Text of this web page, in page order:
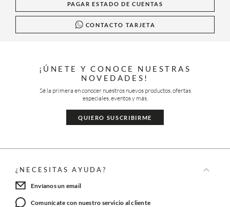
PAGAR ESTADO DE CUENTAS
CONTACTO TARJETA
¡ÚNETE Y CONOCE NUESTRAS
NOVEDADES!
Sé la primera en conocer nuestros nuevos productos, ofertas
especiales, eventos y más.
QUIERO SUSCRIBIRME
¿NECESITAS AYUDA?
Envíanos un email
Comunícate con nuestro servicio al cliente